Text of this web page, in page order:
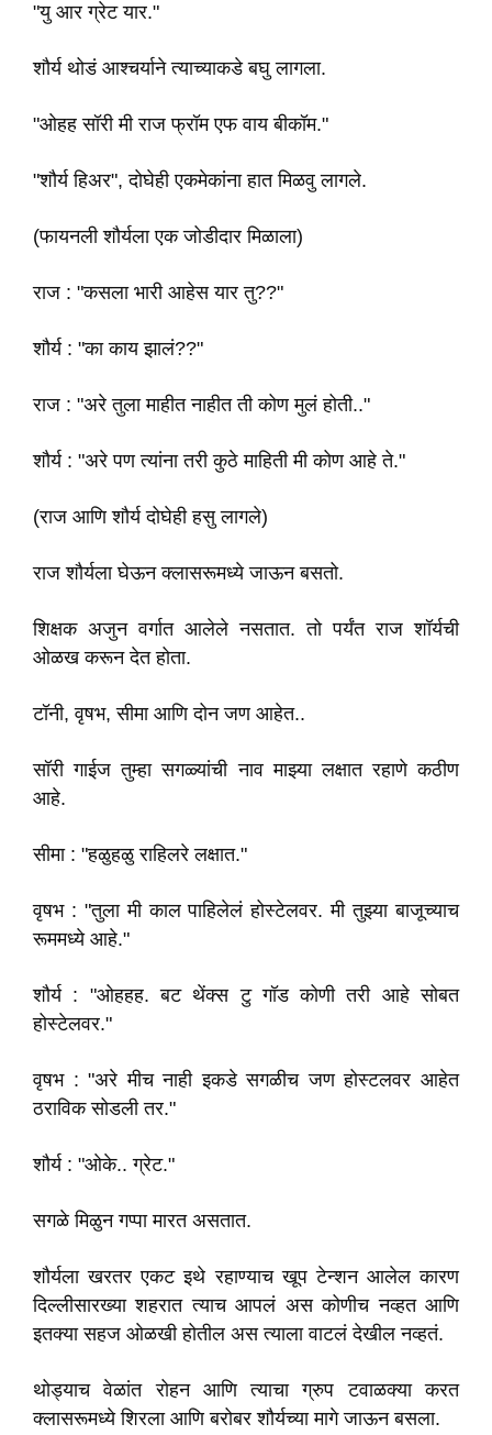
"यु आर ग्रेट यार."
शौर्य थोडं आश्चर्याने त्याच्याकडे बघु लागला.
"ओहह सॉरी मी राज फ्रॉम एफ वाय बीकॉम."
"शौर्य हिअर", दोघेही एकमेकांना हात मिळवु लागले.
(फायनली शौर्यला एक जोडीदार मिळाला)
राज : "कसला भारी आहेस यार तु??"
शौर्य : "का काय झालं??"
राज : "अरे तुला माहीत नाहीत ती कोण मुलं होती.."
शौर्य : "अरे पण त्यांना तरी कुठे माहिती मी कोण आहे ते."
(राज आणि शौर्य दोघेही हसु लागले)
राज शौर्यला घेऊन क्लासरूमध्ये जाऊन बसतो.
शिक्षक अजुन वर्गात आलेले नसतात. तो पर्यंत राज शॉर्यची
ओळख करून देत होता.
टॉनी, वृषभ, सीमा आणि दोन जण आहेत..
सॉरी गाईज तुम्हा सगळ्यांची नाव माझ्या लक्षात रहाणे कठीण
आहे.
सीमा : "हळुहळु राहिलरे लक्षात."
वृषभ : "तुला मी काल पाहिलेलं होस्टेलवर. मी तुझ्या बाजूच्याच
रूममध्ये आहे."
शौर्य : "ओहहह. बट थेंक्स टु गॉड कोणी तरी आहे सोबत
होस्टेलवर."
वृषभ : "अरे मीच नाही इकडे सगळीच जण होस्टलवर आहेत
ठराविक सोडली तर."
शौर्य : "ओके.. ग्रेट."
सगळे मिळुन गप्पा मारत असतात.
शौर्यला खरतर एकट इथे रहाण्याच खूप टेन्शन आलेल कारण
दिल्लीसारख्या शहरात त्याच आपलं अस कोणीच नव्हत आणि
इतक्या सहज ओळखी होतील अस त्याला वाटलं देखील नव्हतं.
थोड्याच वेळांत रोहन आणि त्याचा ग्रुप टवाळक्या करत
क्लासरूमध्ये शिरला आणि बरोबर शौर्यच्या मागे जाऊन बसला.